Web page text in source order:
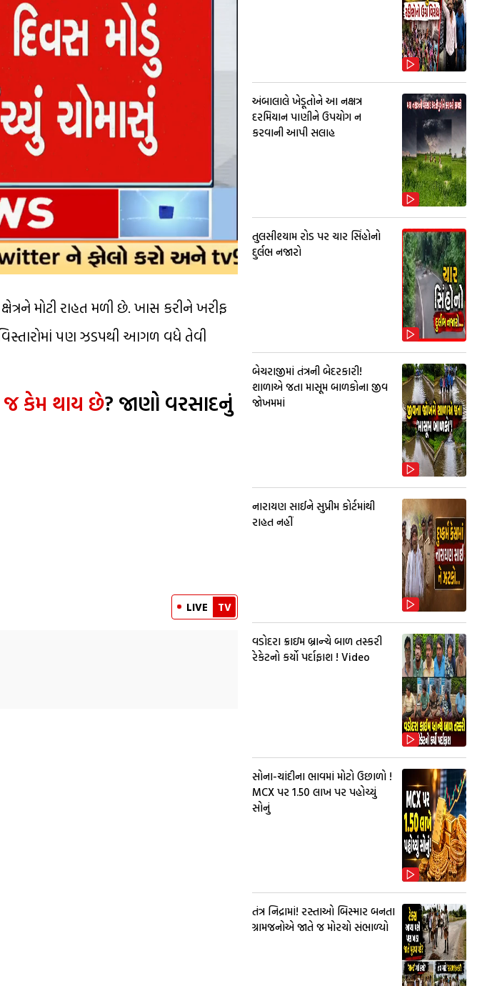
મોટી રાહત મળી છે. ખાસ કરીને ખરીફ
પણ ઝડપથી આગળ વધે તેવી
જ કેમ થાય છે? જાણો વરસાદનું
LIVE TV
અંબાલાલે ખેડૂતોને આ નક્ષત્ર
દરમિયાન પાણીને ઉપયોગ ન
કરવાની આપી સલાહ
તુલસીશ્યામ રોડ પર ચાર સિંહોનો
દુર્લભ નજારો
બેચરાજીમાં તંત્રની બેદરકારી!
શાળાએ જતા માસૂમ બાળકોના જીવ
જોખમમાં
નારાયણ સાઈને સુપ્રીમ કોર્ટમાંથી
રાહત નહીં
વડોદરા ક્રાઇમ બ્રાન્ચે બાળ તસ્કરી
રેકેટનો કર્યો પર્દાફાશ ! Video
સોના-ચાંદીના ભાવમાં મોટો ઉછાળો !
MCX પર ₹1.50 લાખ પર પહોચ્યું
સોનું
તંત્ર નિદ્રામાં! રસ્તાઓ બિસ્માર બનતા
ગ્રામજનોએ જાતે જ મોરચો સંભાળ્યો